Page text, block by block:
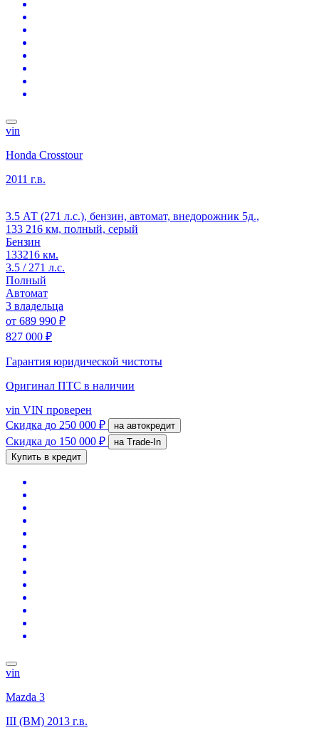
vin
Honda Crosstour
2011 г.в.
3.5 АТ (271 л.с.), бензин, автомат, внедорожник 5д.,
133 216 км, полный, серый
Бензин
133216 км.
3.5 / 271 л.с.
Полный
Автомат
3 владельца
от 689 990 ₽
827 000 ₽
Гарантия юридической чистоты
Оригинал ПТС в наличии
vin VIN проверен
Скидка до 250 000 ₽ на автокредит
Скидка до 150 000 ₽
на Trade-In
Купить в кредит
vin
Mazda 3
III (BM) 2013 г.в.